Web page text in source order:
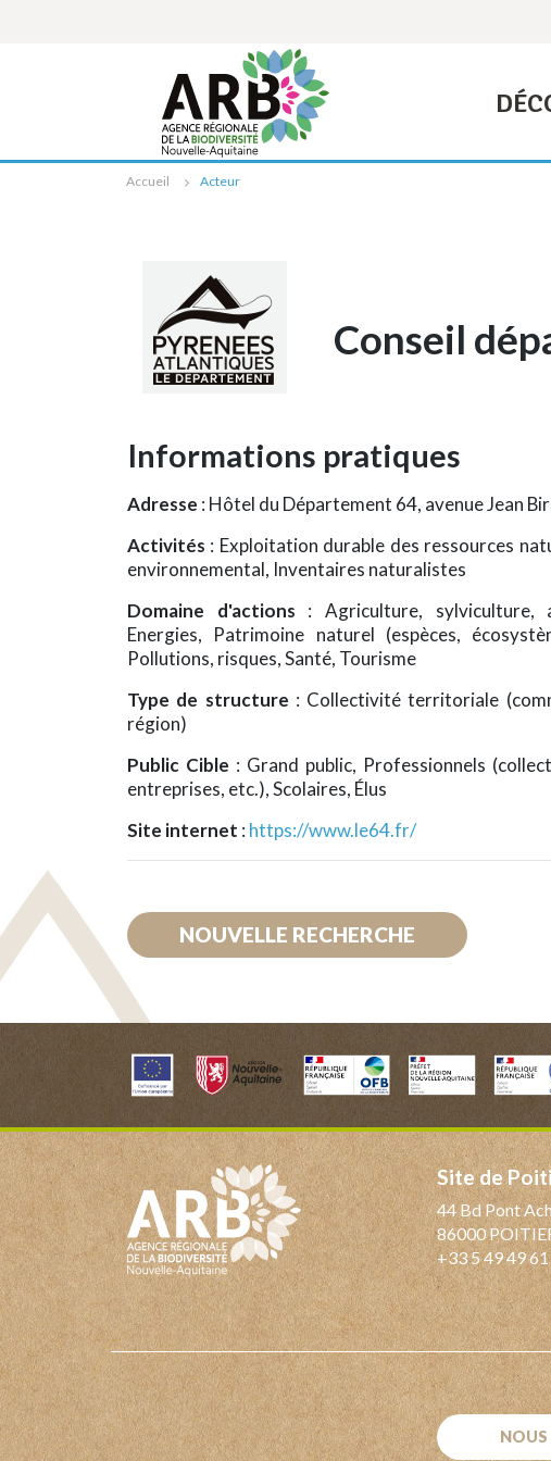
Accueil Acteur
Conseil
Informations pratiques
Adresse : Hôtel du Département 64, avenue Jean
Activités : Exploitation durable des ressources
environnemental, Inventaires naturalistes
Domaine d'actions : Agriculture, sylviculture,
Energies, Patrimoine naturel (espèces,
Pollutions, risques, Santé, Tourisme
Type de structure : Collectivité territoriale
région)
Public Cible : Grand public, Professionnels
entreprises, etc.), Scolaires, Élus
Site internet : https://www.le64.fr/
NOUVELLE RECHERCHE
Site de
44 Bd Pont
86000
+33 5 49 49
NOUS